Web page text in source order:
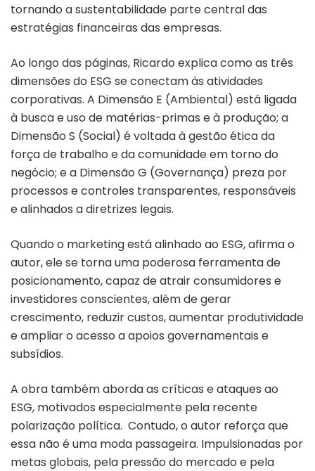
tornando a sustentabilidade parte central das
estratégias financeiras das empresas.
Ao longo das páginas, Ricardo explica como as três
dimensões do ESG se conectam às atividades
corporativas. A Dimensão E (Ambiental) está ligada
à busca e uso de matérias-primas e à produção; a
Dimensão S (Social) é voltada à gestão ética da
força de trabalho e da comunidade em torno do
negócio; e a Dimensão G (Governança) preza por
processos e controles transparentes, responsáveis
e alinhados a diretrizes legais.
Quando o marketing está alinhado ao ESG, afirma o
autor, ele se torna uma poderosa ferramenta de
posicionamento, capaz de atrair consumidores e
investidores conscientes, além de gerar
crescimento, reduzir custos, aumentar produtividade
e ampliar o acesso a apoios governamentais e
subsídios.
A obra também aborda as críticas e ataques ao
ESG, motivados especialmente pela recente
polarização política. Contudo, o autor reforça que
essa não é uma moda passageira. Impulsionadas por
metas globais, pela pressão do mercado e pela